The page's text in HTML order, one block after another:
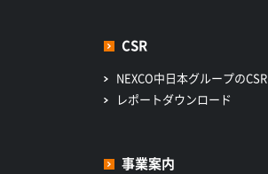
CSR
NEXCO中日本グループのCSR
レポートダウンロード
事業案内